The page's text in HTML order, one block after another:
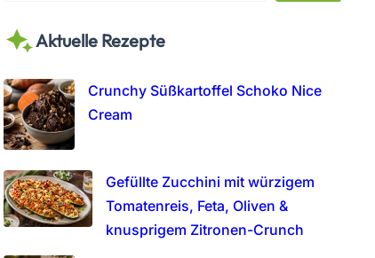
r
h
Aktuelle Rezepte
Crunchy Süßkartoffel Schoko Nice
Cream
Gefüllte Zucchini mit würzigem
Tomatenreis, Feta, Oliven &
knusprigem Zitronen-Crunch